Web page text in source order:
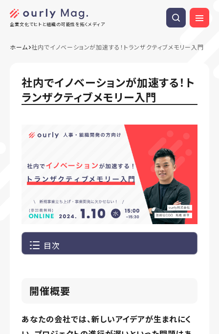
企業文化でヒトと組織の可能性を拓くメディア
ホーム 社内でイノベーションが加速する！トランザクティブメモリー入門
社内でイノベーションが加速する！ト
ランザクティブメモリー入門
目次
開催概要
あなたの会社では、新しいアイデアが生まれにく